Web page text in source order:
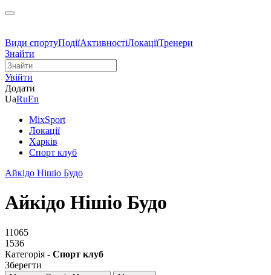
Види спортуПодіїАктивностіЛокаціїТренери
Знайти
Увійти
Додати
UaRuEn
MixSport
Локації
Харків
Спорт клуб
Айкідо Нішіо Будо
Айкідо Нішіо Будо
11065
1536
Категорія - Спорт клуб
Зберегти